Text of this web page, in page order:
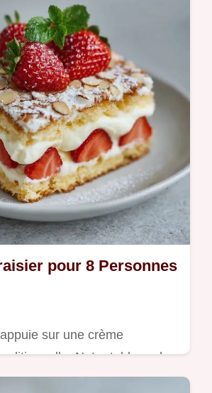
Un gâteau fraisier crème
avec notre tableau des
Prêt en 8h 15min.
pour 8 Personnes
sur une crème
Notre tableau des
guide cette recette fraisier